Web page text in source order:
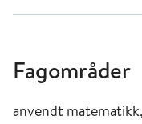
Fagområder
anvendt